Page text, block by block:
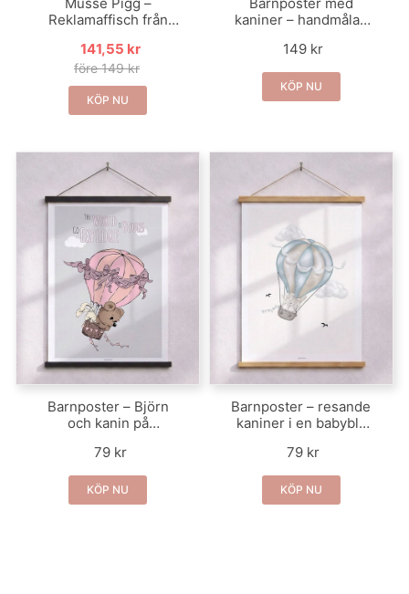
Musse Pigg –
Reklamaffisch från
141,55 kr
före 149 kr
KÖP NU
Barnposter med
kaniner – handmålad
149 kr
KÖP NU
Barnposter – Björn
och kanin på
79 kr
KÖP NU
Barnposter – resande
kaniner i en babyblå
79 kr
KÖP NU